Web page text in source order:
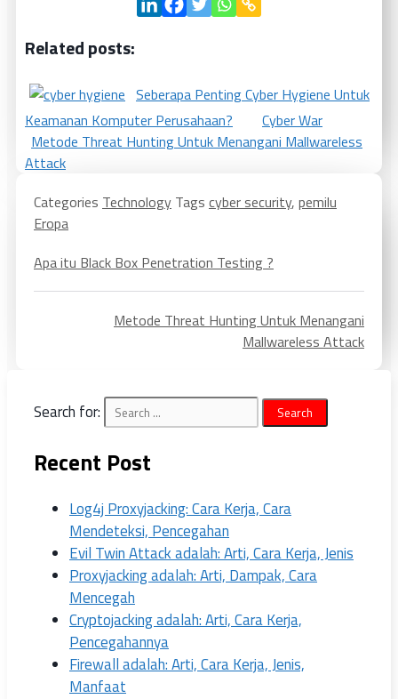
Related posts:
Seberapa Penting Cyber Hygiene Untuk
Keamanan Komputer Perusahaan?
Cyber War
Metode Threat Hunting Untuk Menangani Mallwareless
Attack
Categories Technology Tags cyber security, pemilu
Eropa
Apa itu Black Box Penetration Testing ?
Metode Threat Hunting Untuk Menangani
Mallwareless Attack
Search for:
Recent Post
Log4j Proxyjacking: Cara Kerja, Cara
Mendeteksi, Pencegahan
Evil Twin Attack adalah: Arti, Cara Kerja, Jenis
Proxyjacking adalah: Arti, Dampak, Cara
Mencegah
Cryptojacking adalah: Arti, Cara Kerja,
Pencegahannya
Firewall adalah: Arti, Cara Kerja, Jenis,
Manfaat